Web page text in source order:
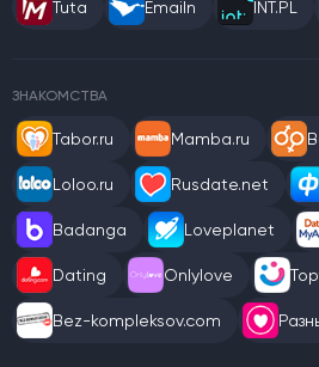
Tuta Emailn INT.PL
ЗНАКОМСТВА
Tabor.ru Mamba.ru
Loloo.ru Rusdate.net
Badanga Loveplanet
Dating Onlylove
Bez-kompleksov.com